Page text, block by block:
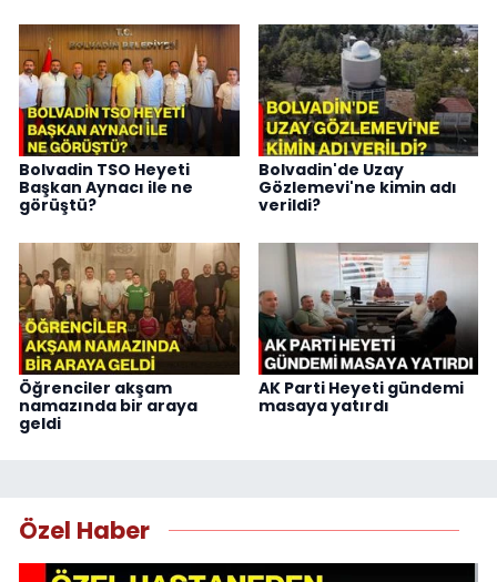
Bolvadin TSO Heyeti
Başkan Aynacı ile ne
görüştü?
Bolvadin'de Uzay
Gözlemevi'ne kimin adı
verildi?
Öğrenciler akşam
namazında bir araya
geldi
AK Parti Heyeti gündemi
masaya yatırdı
Özel Haber